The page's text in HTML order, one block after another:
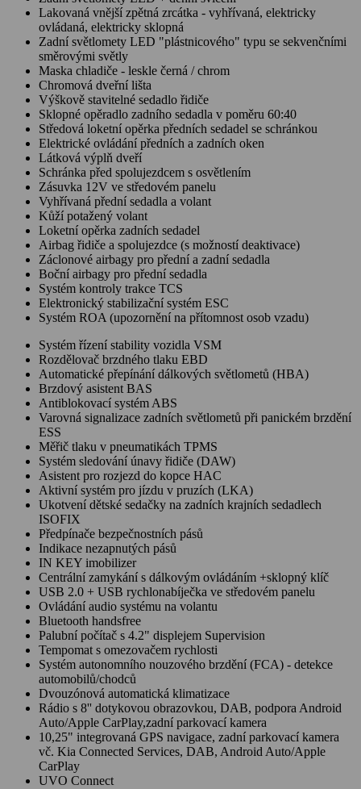
Lakovaná vnější zpětná zrcátka - vyhřívaná, elektricky
ovládaná, elektricky sklopná
Zadní světlomety LED "plástnicového" typu se sekvenčními
směrovými světly
Maska chladiče - leskle černá / chrom
Chromová dveřní lišta
Výškově stavitelné sedadlo řidiče
Sklopné opěradlo zadního sedadla v poměru 60:40
Středová loketní opěrka předních sedadel se schránkou
Elektrické ovládání předních a zadních oken
Látková výplň dveří
Schránka před spolujezdcem s osvětlením
Zásuvka 12V ve středovém panelu
Vyhřívaná přední sedadla a volant
Kůží potažený volant
Loketní opěrka zadních sedadel
Airbag řidiče a spolujezdce (s možností deaktivace)
Záclonové airbagy pro přední a zadní sedadla
Boční airbagy pro přední sedadla
Systém kontroly trakce TCS
Elektronický stabilizační systém ESC
Systém ROA (upozornění na přítomnost osob vzadu)
Systém řízení stability vozidla VSM
Rozdělovač brzdného tlaku EBD
Automatické přepínání dálkových světlometů (HBA)
Brzdový asistent BAS
Antiblokovací systém ABS
Varovná signalizace zadních světlometů při panickém brzdění
ESS
Měřič tlaku v pneumatikách TPMS
Systém sledování únavy řidiče (DAW)
Asistent pro rozjezd do kopce HAC
Aktivní systém pro jízdu v pruzích (LKA)
Ukotvení dětské sedačky na zadních krajních sedadlech
ISOFIX
Předpínače bezpečnostních pásů
Indikace nezapnutých pásů
IN KEY imobilizer
Centrální zamykání s dálkovým ovládáním +sklopný klíč
USB 2.0 + USB rychlonabíječka ve středovém panelu
Ovládání audio systému na volantu
Bluetooth handsfree
Palubní počítač s 4.2" displejem Supervision
Tempomat s omezovačem rychlosti
Systém autonomního nouzového brzdění (FCA) - detekce
automobilů/chodců
Dvouzónová automatická klimatizace
Rádio s 8'' dotykovou obrazovkou, DAB, podpora Android
Auto/Apple CarPlay,zadní parkovací kamera
10,25" integrovaná GPS navigace, zadní parkovací kamera
vč. Kia Connected Services, DAB, Android Auto/Apple
CarPlay
UVO Connect